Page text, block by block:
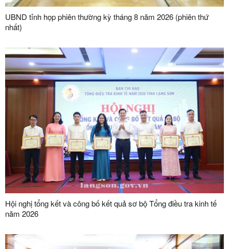
UBND tỉnh họp phiên thường kỳ tháng 8 năm 2026 (phiên thứ
nhất)
Hội nghị tổng kết và công bố kết quả sơ bộ Tổng điều tra kinh tế
năm 2026